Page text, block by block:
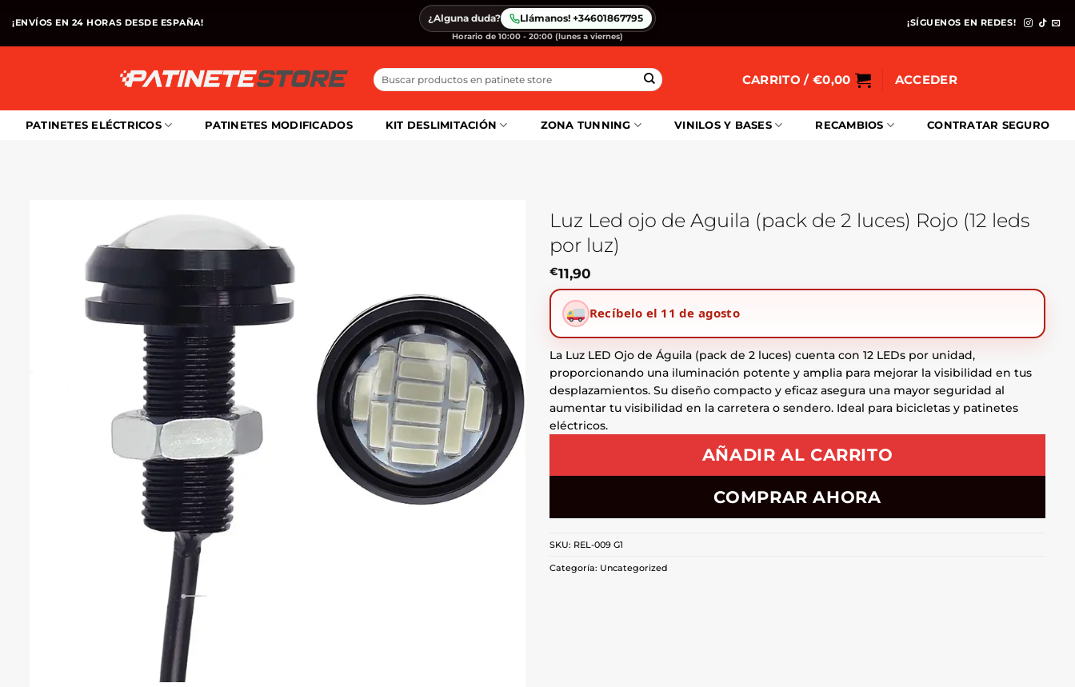
contenido
¡ENVÍOS EN 24 HORAS DESDE ESPAÑA! ¿Alguna duda? Llámanos! +34601867795
Horario de 10:00 - 20:00 (lunes a viernes)
¡SÍGUENOS EN REDES!
Buscar
por:
CARRITO / €0,00 ACCEDER
PATINETES ELÉCTRICOS PATINETES MODIFICADOS KIT DESLIMITACIÓN ZONA TUNNING VINILOS Y BASES RECAMBIOS CONTRATAR SEGURO
Luz Led ojo de Aguila (pack de 2 luces) Rojo (12 leds
por luz)
€11,90
Recíbelo el 11 de agosto
La Luz LED Ojo de Águila (pack de 2 luces) cuenta con 12 LEDs por unidad,
proporcionando una iluminación potente y amplia para mejorar la visibilidad en tus
desplazamientos. Su diseño compacto y eficaz asegura una mayor seguridad al
aumentar tu visibilidad en la carretera o sendero. Ideal para bicicletas y patinetes
eléctricos.
AÑADIR AL CARRITO
COMPRAR AHORA
SKU: REL-009 G1
Categoría: Uncategorized